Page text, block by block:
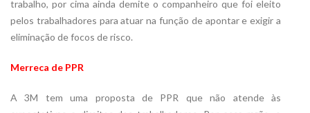
trabalho, por cima ainda demite o companheiro que foi eleito
pelos trabalhadores para atuar na função de apontar e exigir a
eliminação de focos de risco.
Merreca de PPR
A 3M tem uma proposta de PPR que não atende às